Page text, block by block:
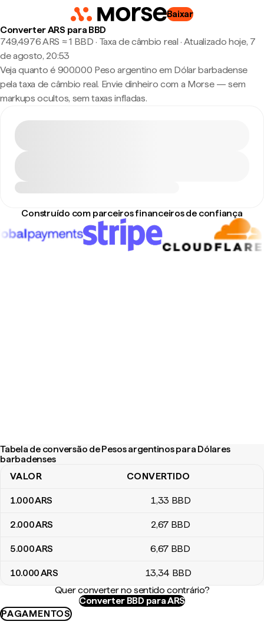
Baixar
Converter ARS para BBD
749,4976 ARS ≈ 1 BBD · Taxa de câmbio real · Atualizado hoje, 7
de agosto, 20:53
Veja quanto é 900.000 Peso argentino em Dólar barbadense
pela taxa de câmbio real. Envie dinheiro com a Morse — sem
markups ocultos, sem taxas infladas.
Construído com parceiros financeiros de confiança
Tabela de conversão de Pesos argentinos para Dólares
barbadenses
Tabela de conversão de Pesos argentinos para Dólares
VALOR CONVERTIDO
1.000ARS 1,33 BBD
2.000ARS 2,67 BBD
5.000ARS 6,67 BBD
10.000ARS 13,34 BBD
Quer converter no sentido contrário?
Converter BBD para ARS
PAGAMENTOS